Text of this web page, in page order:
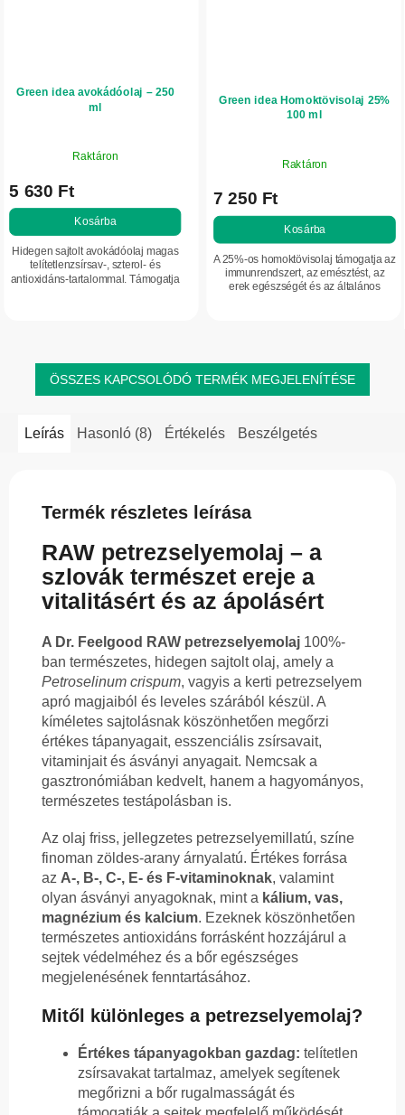
Green idea avokádóolaj – 250
ml
Raktáron
5 630 Ft
Kosárba
Hidegen sajtolt avokádóolaj magas
telítetlenzsírsav-, szterol- és
antioxidáns-tartalommal. Támogatja
Green idea Homoktövisolaj 25%
100 ml
Raktáron
7 250 Ft
Kosárba
A 25%-os homoktövisolaj támogatja az
immunrendszert, az emésztést, az
erek egészségét és az általános
ÖSSZES KAPCSOLÓDÓ TERMÉK MEGJELENÍTÉSE
Leírás Hasonló (8) Értékelés Beszélgetés
Termék részletes leírása
RAW petrezselyemolaj – a
szlovák természet ereje a
vitalitásért és az ápolásért
A Dr. Feelgood RAW petrezselyemolaj 100%-
ban természetes, hidegen sajtolt olaj, amely a
Petroselinum crispum, vagyis a kerti petrezselyem
apró magjaiból és leveles szárából készül. A
kíméletes sajtolásnak köszönhetően megőrzi
értékes tápanyagait, esszenciális zsírsavait,
vitaminjait és ásványi anyagait. Nemcsak a
gasztronómiában kedvelt, hanem a hagyományos,
természetes testápolásban is.
Az olaj friss, jellegzetes petrezselyemillatú, színe
finoman zöldes-arany árnyalatú. Értékes forrása
az A-, B-, C-, E- és F-vitaminoknak, valamint
olyan ásványi anyagoknak, mint a kálium, vas,
magnézium és kalcium. Ezeknek köszönhetően
természetes antioxidáns forrásként hozzájárul a
sejtek védelméhez és a bőr egészséges
megjelenésének fenntartásához.
Mitől különleges a petrezselyemolaj?
Értékes tápanyagokban gazdag: telítetlen
zsírsavakat tartalmaz, amelyek segítenek
megőrizni a bőr rugalmasságát és